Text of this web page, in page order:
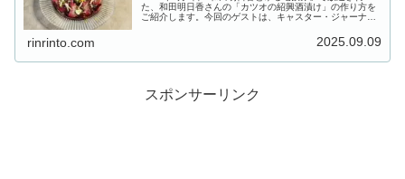
た、和田明日香さんの「カツオの紹興酒漬け」の作り方を
ご紹介します。今回のゲストは、キャスター・ジャーナリ
rinrinto.com 2025.09.09
スポンサーリンク